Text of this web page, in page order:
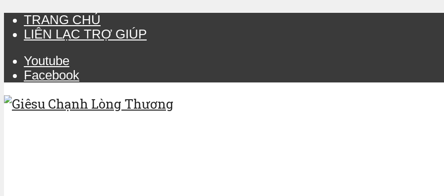
TRANG CHỦ
LIÊN LẠC TRỢ GIÚP
Youtube
Facebook